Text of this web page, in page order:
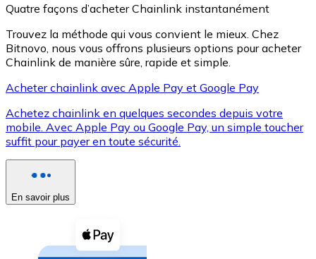
XRP
XRP
Voir toutes
Coupons crypto
Achetez des cryptomonnaies en espèces et d'autres
Quatre façons d’acheter Chainlink instantanément
Trouvez la méthode qui vous convient le mieux. Chez
Bitnovo, nous vous offrons plusieurs options pour acheter
Chainlink de manière sûre, rapide et simple.
Acheter chainlink avec Apple Pay et Google Pay
Achetez chainlink en quelques secondes depuis votre
mobile. Avec Apple Pay ou Google Pay, un simple toucher
suffit pour payer en toute sécurité.
En savoir plus